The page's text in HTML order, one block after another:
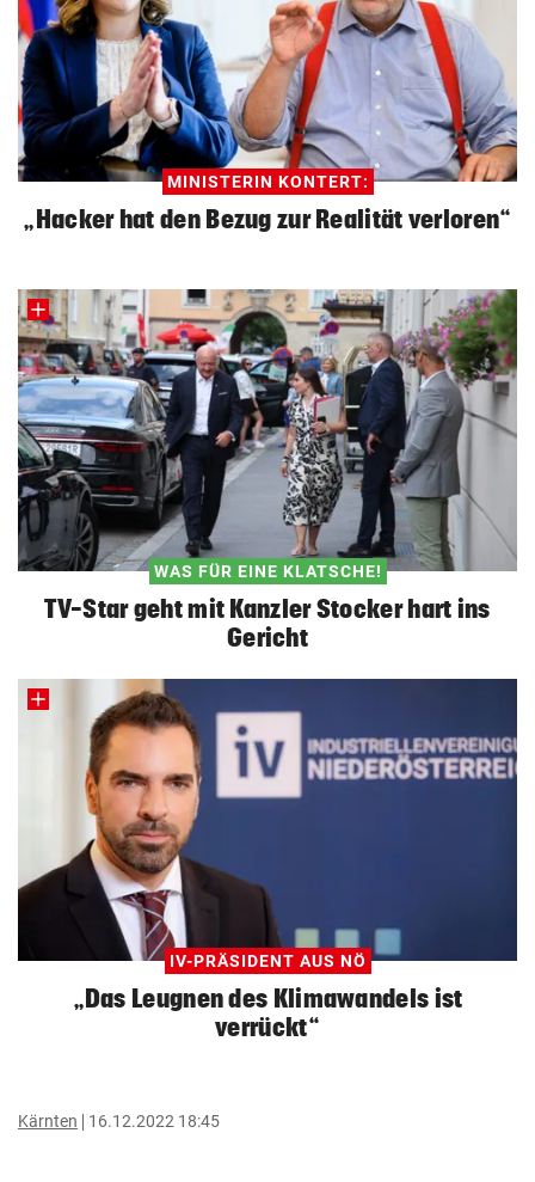
MINISTERIN KONTERT:
„Hacker hat den Bezug zur Realität verloren“
WAS FÜR EINE KLATSCHE!
TV-Star geht mit Kanzler Stocker hart ins
Gericht
IV-PRÄSIDENT AUS NÖ
„Das Leugnen des Klimawandels ist
verrückt“
Kärnten 16.12.2022 18:45